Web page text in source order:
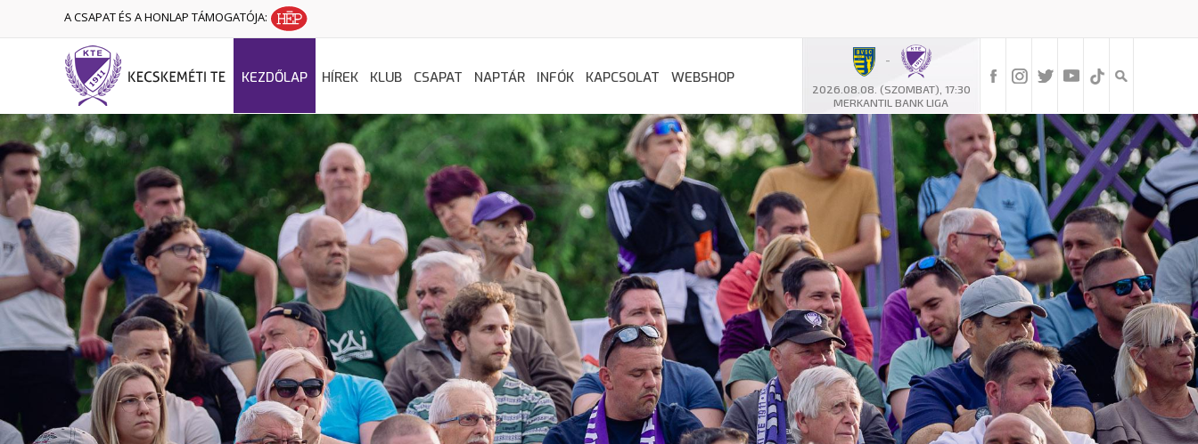
A CSAPAT ÉS A HONLAP TÁMOGATÓJA:
-
2026.08.08. (SZOMBAT), 17:30
MERKANTIL BANK LIGA
KEZDŐLAP HÍREK KLUB CSAPAT NAPTÁR INFÓK KAPCSOLAT WEBSHOP